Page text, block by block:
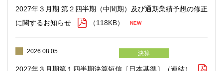
2027年３月期 第２四半期（中間期）及び通期業績予想の修正
に関するお知らせ
（118KB）
2026.08.05 決算
2027年３月期第１四半期決算短信〔日本基準〕（連結）